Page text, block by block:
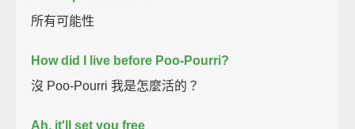
所有可能性
How did I live before Poo-Pourri?
沒 Poo-Pourri 我是怎麼活的？
Ah, it'll set you free